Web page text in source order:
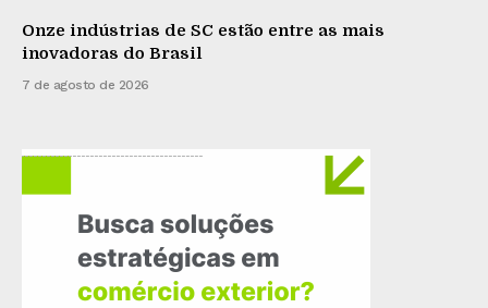
Onze indústrias de SC estão entre as mais
inovadoras do Brasil
7 de agosto de 2026